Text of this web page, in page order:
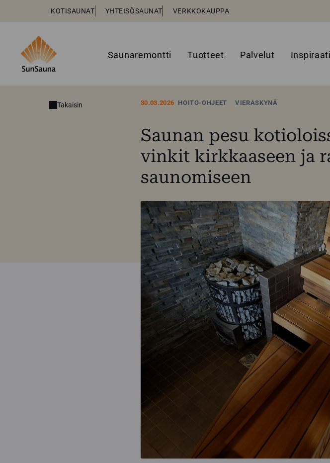
KOTISAUNAT YHTEISÖSAUNAT VERKKOKAUPPA
Saunaremontti Tuotteet Palvelut
Takaisin 30.03.2026 HOITO-OHJEET VIERASKYNÄ
Saunan pesu
vinkit kirkkaaseen ja
saunomiseen